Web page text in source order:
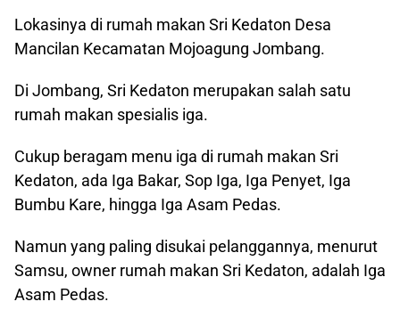
Lokasinya di rumah makan Sri Kedaton Desa
Mancilan Kecamatan Mojoagung Jombang.
Di Jombang, Sri Kedaton merupakan salah satu
rumah makan spesialis iga.
Cukup beragam menu iga di rumah makan Sri
Kedaton, ada Iga Bakar, Sop Iga, Iga Penyet, Iga
Bumbu Kare, hingga Iga Asam Pedas.
Namun yang paling disukai pelanggannya, menurut
Samsu, owner rumah makan Sri Kedaton, adalah Iga
Asam Pedas.